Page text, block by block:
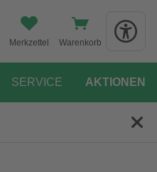
Merkzettel Warenkorb
SERVICE AKTIONEN